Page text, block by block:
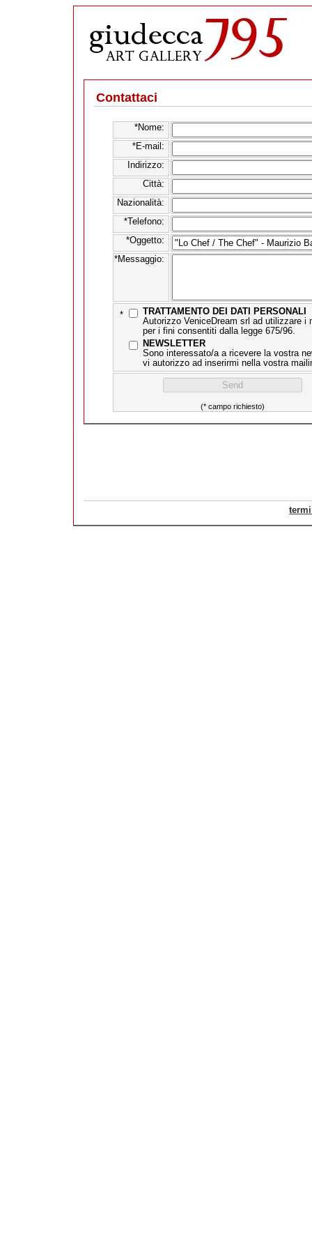
Contattaci
*Nome:
*E-mail:
Indirizzo:
Città:
Nazionalità:
*Telefono:
*Oggetto:
*Messaggio:
*
TRATTAMENTO DEI DATI PERSONALI
Autorizzo VeniceDream srl ad utilizzare i
per i fini consentiti dalla legge 675/96.
NEWSLETTER
Sono interessato/a a ricevere la vostra
vi autorizzo ad inserirmi nella vostra
(* campo richiesto)